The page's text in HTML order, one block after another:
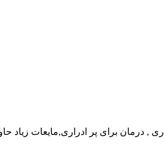
, درمان برای پر ادراری,مایعات زیاد